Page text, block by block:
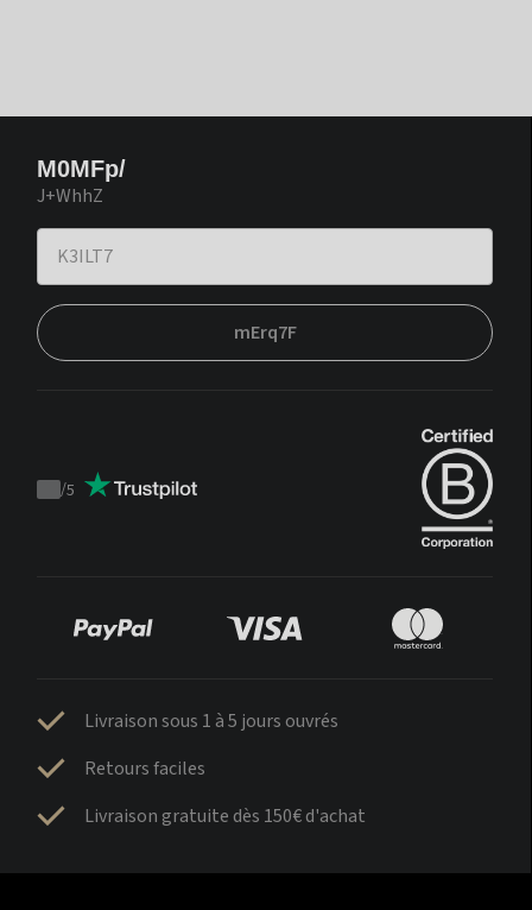
M0MFp/
J+WhhZ
mErq7F
Trustpilot
/5
Livraison sous 1 à 5 jours ouvrés
Retours faciles
Livraison gratuite dès 150€ d'achat